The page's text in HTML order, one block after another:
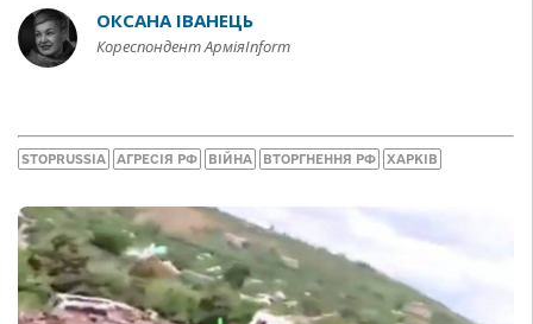
ОКСАНА ІВАНЕЦЬ
Кореспондент АрміяInform
STOPRUSSIA АГРЕСІЯ РФ ВІЙНА ВТОРГНЕННЯ РФ ХАРКІВ